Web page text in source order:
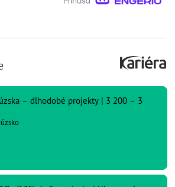
– dlhodobé projekty | 3 200 – 3